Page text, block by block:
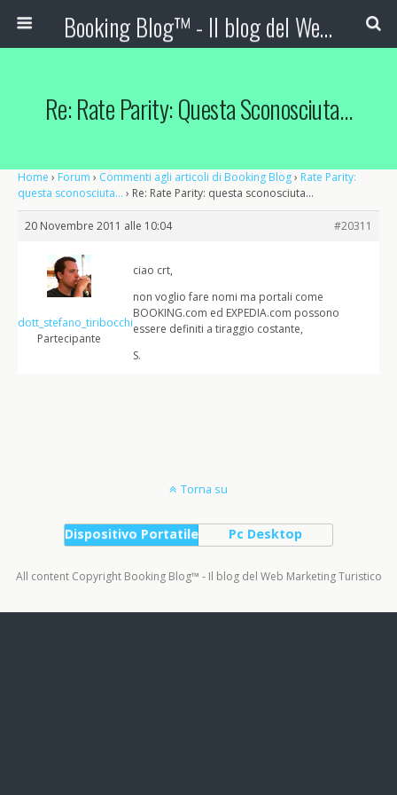
Booking Blog™ - Il blog del Web Marketing Turistico
Re: Rate Parity: Questa Sconosciuta…
Home › Forum › Commenti agli articoli di Booking Blog› Rate Parity:
questa sconosciuta… › Re: Rate Parity: questa sconosciuta…
20 Novembre 2011 alle 10:04 #20311
dott_stefano_tiribocchi
Partecipante
ciao crt,
non voglio fare nomi ma portali come
BOOKING.com ed EXPEDIA.com possono
essere definiti a tiraggio costante,
S.
Torna su
Dispositivo Portatile Pc Desktop
All content Copyright Booking Blog™ - Il blog del Web Marketing Turistico